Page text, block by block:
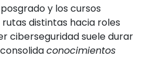
y los cursos
distintas hacia roles
ciberseguridad suele durar
conocimientos